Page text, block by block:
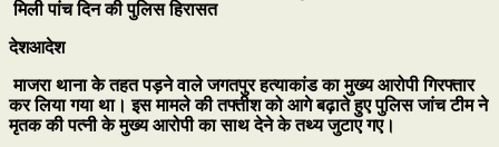
मिली पांच दिन की पुलिस हिरासत
देशआदेश
माजरा थाना के तहत पड़ने वाले जगतपुर हत्याकांड का मुख्य आरोपी गिरफ्तार
कर लिया गया था। इस मामले की तफ्तीश को आगे बढ़ाते हुए पुलिस जांच टीम ने
मृतक की पत्नी के मुख्य आरोपी का साथ देने के तथ्य जुटाए गए।